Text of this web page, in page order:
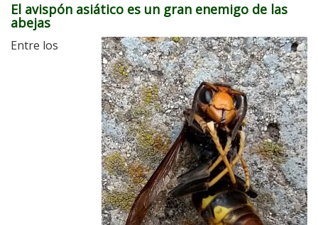
El avispón asiático es un gran enemigo de las
abejas
Entre los